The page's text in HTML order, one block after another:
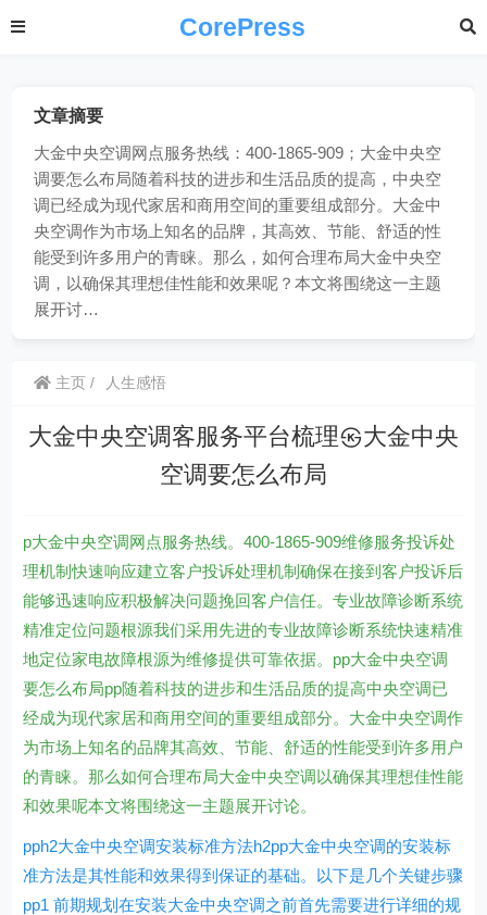
CorePress
文章摘要
大金中央空调网点服务热线：400-1865-909；大金中央空
调要怎么布局随着科技的进步和生活品质的提高，中央空
调已经成为现代家居和商用空间的重要组成部分。大金中
央空调作为市场上知名的品牌，其高效、节能、舒适的性
能受到许多用户的青睐。那么，如何合理布局大金中央空
调，以确保其理想佳性能和效果呢？本文将围绕这一主题
展开讨…
主页 人生感悟
大金中央空调客服务平台梳理㉿大金中央
空调要怎么布局
p大金中央空调网点服务热线。400-1865-909维修服务投诉处
理机制快速响应建立客户投诉处理机制确保在接到客户投诉后
能够迅速响应积极解决问题挽回客户信任。专业故障诊断系统
精准定位问题根源我们采用先进的专业故障诊断系统快速精准
地定位家电故障根源为维修提供可靠依据。pp大金中央空调
要怎么布局pp随着科技的进步和生活品质的提高中央空调已
经成为现代家居和商用空间的重要组成部分。大金中央空调作
为市场上知名的品牌其高效、节能、舒适的性能受到许多用户
的青睐。那么如何合理布局大金中央空调以确保其理想佳性能
和效果呢本文将围绕这一主题展开讨论。
pph2大金中央空调安装标准方法h2pp大金中央空调的安装标
准方法是其性能和效果得到保证的基础。以下是几个关键步骤
pp1 前期规划在安装大金中央空调之前首先需要进行详细的规